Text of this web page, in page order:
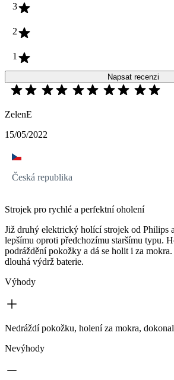
3
2
1
Napsat recenzi
ZelenE
15/05/2022
Česká republika
Strojek pro rychlé a perfektní oholení
Již druhý elektrický holící strojek od Philips
lepšímu oproti předchozímu staršímu typu.
podráždění pokožky a dá se holit i za
dlouhá výdrž baterie.
Výhody
Nedráždí pokožku, holení za mokra,
Nevýhody